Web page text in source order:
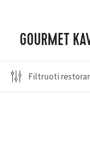
GOURMET
Filtruoti